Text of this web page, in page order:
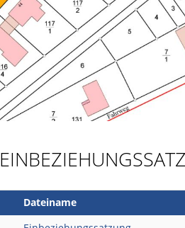
Dateiname